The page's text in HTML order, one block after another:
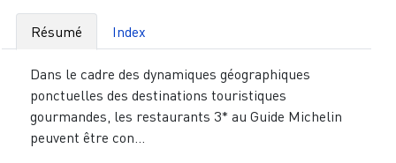
Résumé Index
Dans le cadre des dynamiques géographiques
ponctuelles des destinations touristiques
gourmandes, les restaurants 3* au Guide Michelin
peuvent être con...